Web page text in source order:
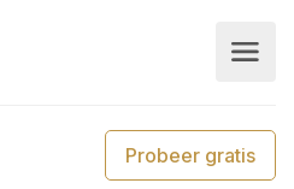
Probeer gratis